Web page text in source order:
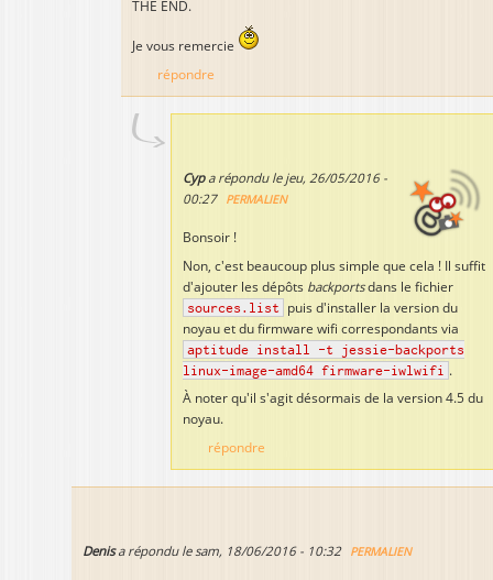
THE END.
Je vous remercie
répondre
Cypa répondu le jeu, 26/05/2016 -
00:27
PERMALIEN
Bonsoir !
Non, c'est beaucoup plus simple que cela ! Il suffit
d'ajouter les dépôts backportsdans le fichier
sources.list puis d'installer la version du
noyau et du firmware wifi correspondants via
aptitude install -t jessie-backports
linux-image-amd64 firmware-iwlwifi .
À noter qu'il s'agit désormais de la version 4.5 du
noyau.
répondre
Denisa répondu lesam, 18/06/2016 - 10:32 PERMALIEN